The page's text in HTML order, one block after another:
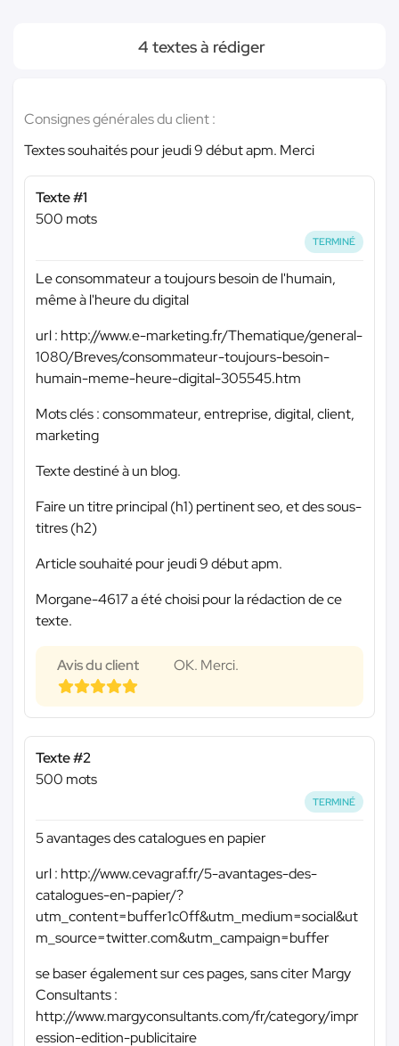
4 textes à rédiger
Consignes générales du client :
Textes souhaités pour jeudi 9 début apm. Merci
Texte #1
500 mots
TERMINÉ
Le consommateur a toujours besoin de l'humain,
même à l'heure du digital
url : http://www.e-marketing.fr/Thematique/general-
1080/Breves/consommateur-toujours-besoin-
humain-meme-heure-digital-305545.htm
Mots clés : consommateur, entreprise, digital, client,
marketing
Texte destiné à un blog.
Faire un titre principal (h1) pertinent seo, et des sous-
titres (h2)
Article souhaité pour jeudi 9 début apm.
Morgane-4617 a été choisi pour la rédaction de ce
texte.
Avis du client OK. Merci.
Texte #2
500 mots
TERMINÉ
5 avantages des catalogues en papier
url : http://www.cevagraf.fr/5-avantages-des-
catalogues-en-papier/?
utm_content=buffer1c0ff&utm_medium=social&ut
m_source=twitter.com&utm_campaign=buffer
se baser également sur ces pages, sans citer Margy
Consultants :
http://www.margyconsultants.com/fr/category/impr
ession-edition-publicitaire